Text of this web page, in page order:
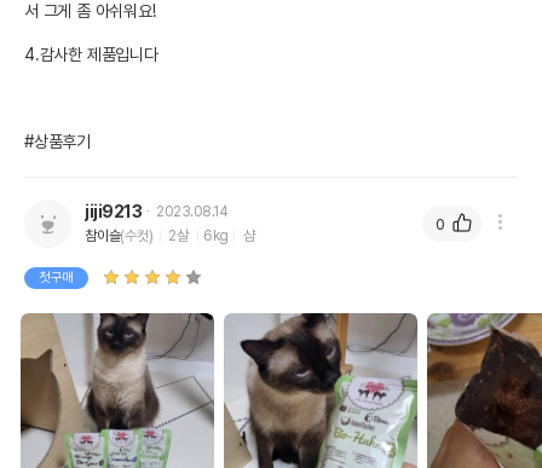
서 그게 좀 아쉬워요!
4.감사한 제품입니다
#상품후기
jiji9213
2023.08.14
참이슬(수컷) 2살 6kg 샴
첫구매
0